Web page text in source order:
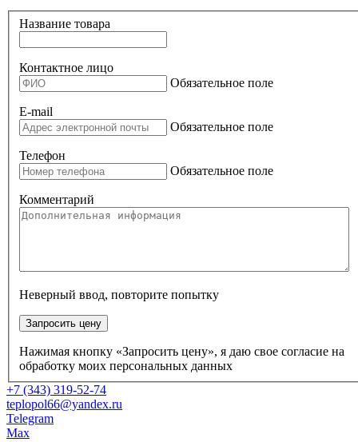
Название товара
Контактное лицо
Обязательное поле
E-mail
Обязательное поле
Телефон
Обязательное поле
Комментарий
Неверный ввод, повторите попытку
Запросить цену
Нажимая кнопку «Запросить цену», я даю свое согласие на
обработку моих персональных данных
+7 (343) 319-52-74
teplopol66@yandex.ru
Telegram
Max